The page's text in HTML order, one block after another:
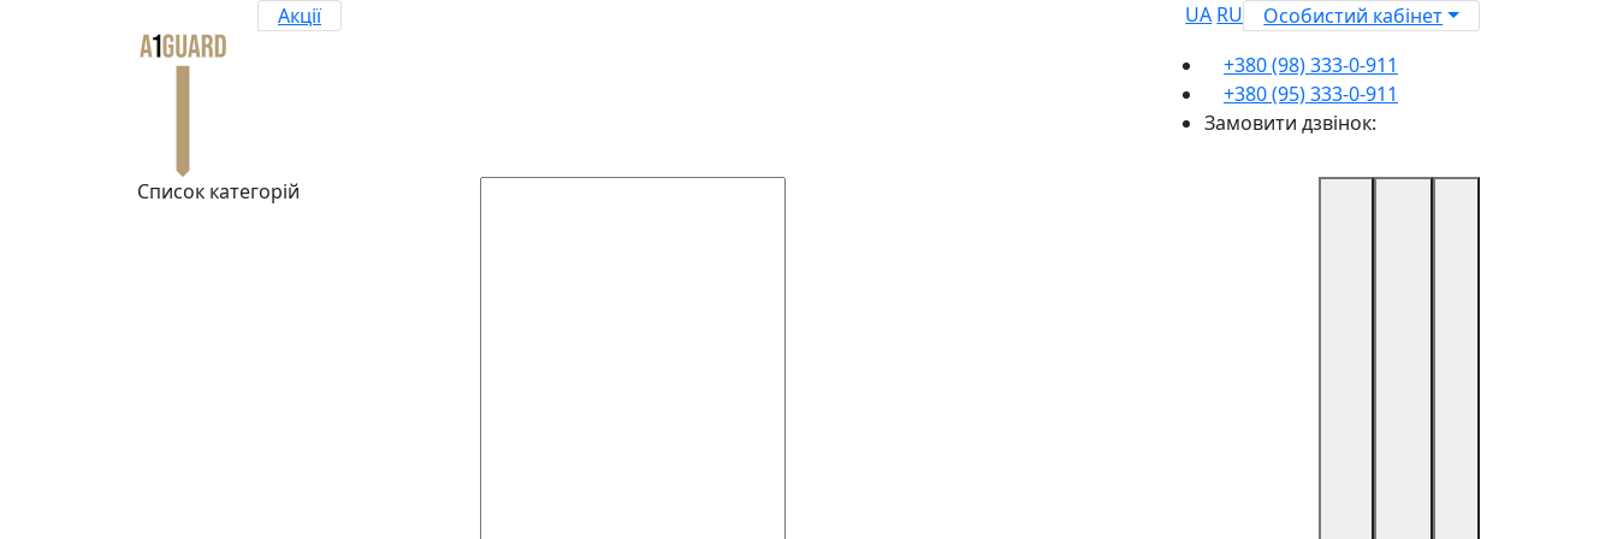
Акції UA RU
Особистий кабінет
+380 (98) 333-0-911
+380 (95) 333-0-911
Замовити дзвінок:
Список категорій